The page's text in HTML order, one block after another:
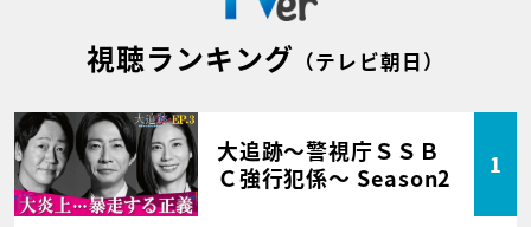
視聴ランキング （テレビ朝日）
大追跡～警視庁ＳＳＢ
Ｃ強行犯係～ Season2
1